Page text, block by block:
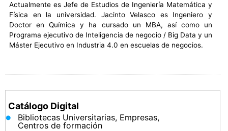
Actualmente es Jefe de Estudios de Ingeniería Matemática y
Física en la universidad. Jacinto Velasco es Ingeniero y
Doctor en Química y ha cursado un MBA, así como un
Programa ejecutivo de Inteligencia de negocio / Big Data y un
Máster Ejecutivo en Industria 4.0 en escuelas de negocios.
Catálogo Digital
Bibliotecas Universitarias, Empresas,
Centros de formación